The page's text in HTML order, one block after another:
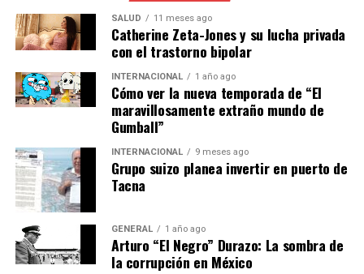
Al hablar de sus influencias, Saccomanno menciona a
autores como William Faulkner y Juan Carlos Onetti.
“Cuando escribí la novela, tuve dos novelas de cabecera:
El astilleroyLos adioses“, reveló, destacando la
importancia de mirar más allá de las fronteras
nacionales.
Para Saccomanno, uno de los hitos más importantes de
la narrativa latinoamericana es Roberto Bolaño. “Bolaño
tiene una actitud antisolemne, de petardo, que estaba
haciendo falta”, comentó, elogiando la insolencia y
hibridez del autor chileno.
Sin embargo, Saccomanno advierte contra la
SALUD 11 meses ago
Catherine Zeta-Jones y su lucha privada
con el trastorno bipolar
INTERNACIONAL 1 año ago
Cómo ver la nueva temporada de “El
maravillosamente extraño mundo de
Gumball”
INTERNACIONAL 9 meses ago
Grupo suizo planea invertir en puerto de
Tacna
GENERAL 1 año ago
Arturo “El Negro” Durazo: La sombra de
la corrupción en México